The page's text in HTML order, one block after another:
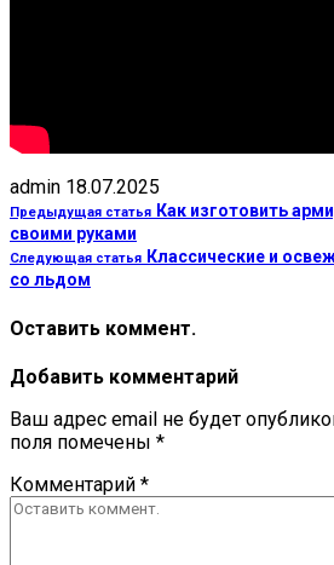
admin 18.07.2025
Предыдущая статья Как изготовить
своими руками
Следующая статья Классические и
со льдом
Оставить коммент.
Добавить комментарий
Ваш адрес email не будет
поля помечены *
Комментарий *